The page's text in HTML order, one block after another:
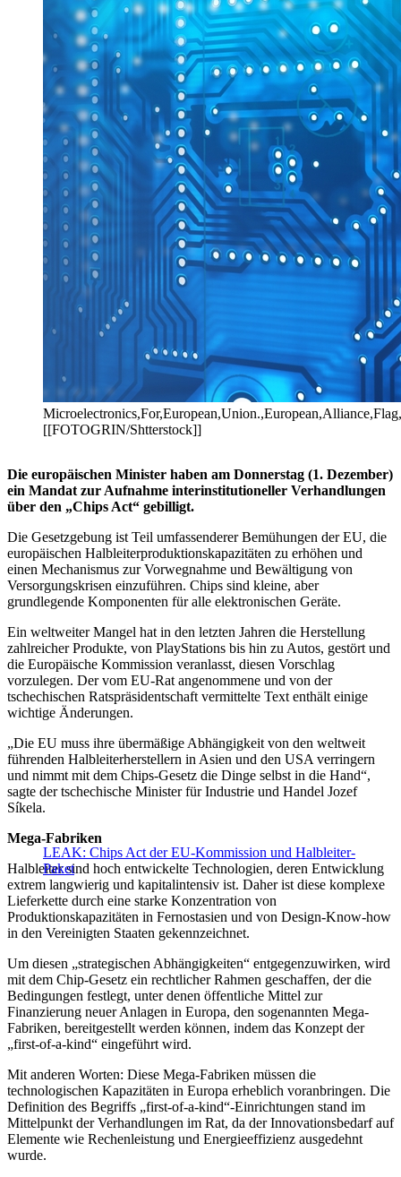
[[FOTOGRIN/Shtterstock]]
Die europäischen Minister haben am Donnerstag (1. Dezember)
ein Mandat zur Aufnahme interinstitutioneller Verhandlungen
über den „Chips Act“ gebilligt.
Die Gesetzgebung ist Teil umfassenderer Bemühungen der EU, die
europäischen Halbleiterproduktionskapazitäten zu erhöhen und
einen Mechanismus zur Vorwegnahme und Bewältigung von
Versorgungskrisen einzuführen. Chips sind kleine, aber
grundlegende Komponenten für alle elektronischen Geräte.
Ein weltweiter Mangel hat in den letzten Jahren die Herstellung
zahlreicher Produkte, von PlayStations bis hin zu Autos, gestört und
die Europäische Kommission veranlasst, diesen Vorschlag
vorzulegen. Der vom EU-Rat angenommene und von der
tschechischen Ratspräsidentschaft vermittelte Text enthält einige
wichtige Änderungen.
„Die EU muss ihre übermäßige Abhängigkeit von den weltweit
führenden Halbleiterherstellern in Asien und den USA verringern
und nimmt mit dem Chips-Gesetz die Dinge selbst in die Hand“,
sagte der tschechische Minister für Industrie und Handel Jozef
Síkela.
LEAK: Chips Act der EU-Kommission und Halbleiter-
Paket
Mega-Fabriken
Halbleiter sind hoch entwickelte Technologien, deren Entwicklung
extrem langwierig und kapitalintensiv ist. Daher ist diese komplexe
Lieferkette durch eine starke Konzentration von
Produktionskapazitäten in Fernostasien und von Design-Know-how
in den Vereinigten Staaten gekennzeichnet.
Um diesen „strategischen Abhängigkeiten“ entgegenzuwirken, wird
mit dem Chip-Gesetz ein rechtlicher Rahmen geschaffen, der die
Bedingungen festlegt, unter denen öffentliche Mittel zur
Finanzierung neuer Anlagen in Europa, den sogenannten Mega-
Fabriken, bereitgestellt werden können, indem das Konzept der
„first-of-a-kind“ eingeführt wird.
Mit anderen Worten: Diese Mega-Fabriken müssen die
technologischen Kapazitäten in Europa erheblich voranbringen. Die
Definition des Begriffs „first-of-a-kind“-Einrichtungen stand im
Mittelpunkt der Verhandlungen im Rat, da der Innovationsbedarf auf
Elemente wie Rechenleistung und Energieeffizienz ausgedehnt
wurde.